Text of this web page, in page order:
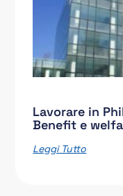
Lavorare in
Benefit e
Leggi Tutto